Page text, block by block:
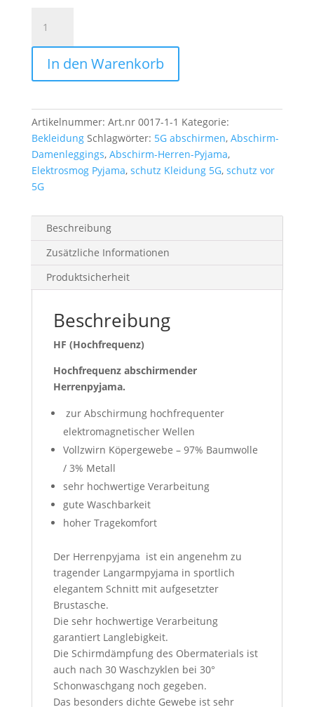
Herren-
Pyjama
MengeIn den Warenkorb
Artikelnummer: Art.nr 0017-1-1 Kategorie:
Bekleidung Schlagwörter: 5G abschirmen, Abschirm-
Damenleggings, Abschirm-Herren-Pyjama,
Elektrosmog Pyjama, schutz Kleidung 5G, schutz vor
5G
Beschreibung
Zusätzliche Informationen
Produktsicherheit
Beschreibung
HF (Hochfrequenz)
Hochfrequenz abschirmender
Herrenpyjama.
zur Abschirmung hochfrequenter
elektromagnetischer Wellen
Vollzwirn Köpergewebe – 97% Baumwolle
/ 3% Metall
sehr hochwertige Verarbeitung
gute Waschbarkeit
hoher Tragekomfort
Der Herrenpyjama ist ein angenehm zu
tragender Langarmpyjama in sportlich
elegantem Schnitt mit aufgesetzter
Brustasche.
Die sehr hochwertige Verarbeitung
garantiert Langlebigkeit.
Die Schirmdämpfung des Obermaterials ist
auch nach 30 Waschzyklen bei 30°
Schonwaschgang noch gegeben.
Das besonders dichte Gewebe ist sehr